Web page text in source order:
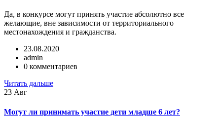
Да, в конкурсе могут принять участие абсолютно все
желающие, вне зависимости от территориального
местонахождения и гражданства.
23.08.2020
admin
0 комментариев
Читать дальше
23 Авг
Могут ли принимать участие дети младше 6 лет?